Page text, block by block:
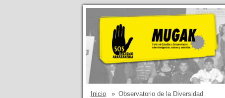
Inicio » Observatorio de la Diversidad